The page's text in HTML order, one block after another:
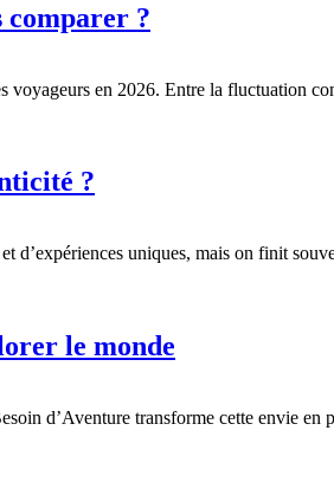
comparer ?
en 2026. Entre la fluctuation
?
uniques, mais on finit
le monde
d’Aventure transforme cette envie